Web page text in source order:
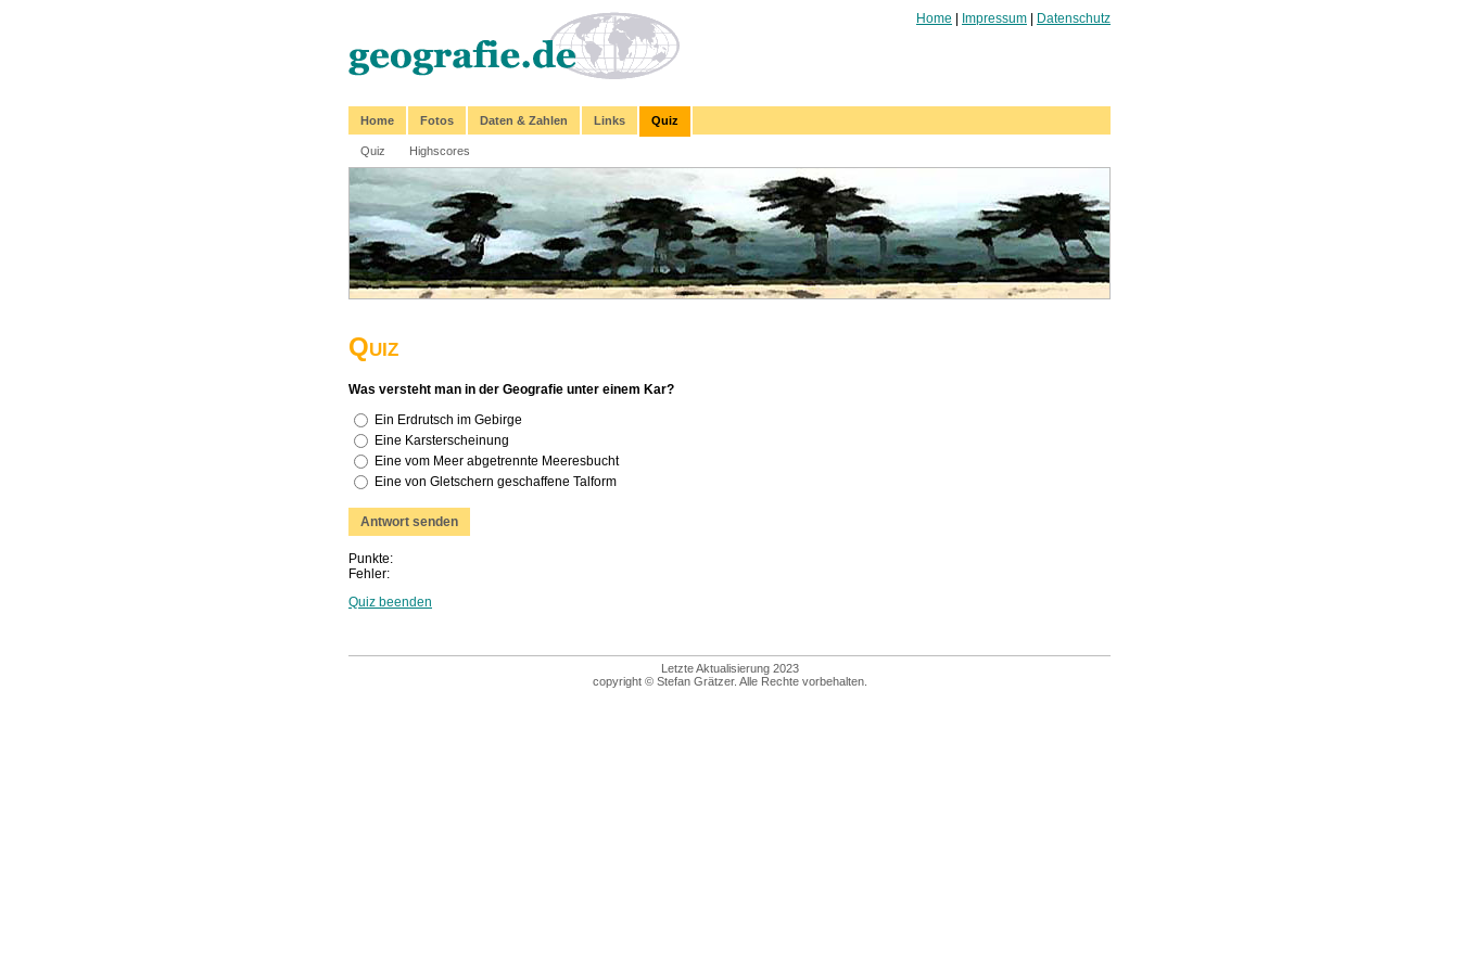
Home Impressum Datenschutz
Home Fotos Daten & Zahlen Links Quiz
Quiz Highscores
Quiz
Was versteht man in der Geografie unter einem Kar?
Ein Erdrutsch im Gebirge
Eine Karsterscheinung
Eine vom Meer abgetrennte Meeresbucht
Eine von Gletschern geschaffene Talform
Punkte:
Fehler:
Quiz beenden
Letzte Aktualisierung 2023
copyright © Stefan Grätzer. Alle Rechte vorbehalten.